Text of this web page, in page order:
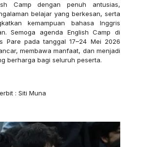
Camp dengan penuh antusias,
belajar yang berkesan, serta
kemampuan bahasa Inggris
Semoga agenda English Camp di
Pare pada tanggal 17–24 Mei 2026
membawa manfaat, dan menjadi
berharga bagi seluruh peserta.
: Siti Muna